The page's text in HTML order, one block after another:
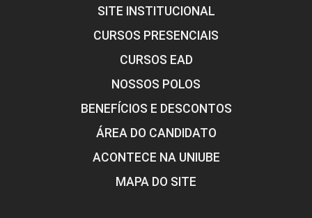
SITE INSTITUCIONAL
CURSOS PRESENCIAIS
CURSOS EAD
NOSSOS POLOS
BENEFÍCIOS E DESCONTOS
ÁREA DO CANDIDATO
ACONTECE NA UNIUBE
MAPA DO SITE